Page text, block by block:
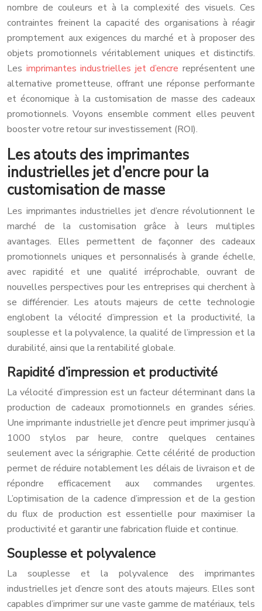
nombre de couleurs et à la complexité des visuels. Ces
contraintes freinent la capacité des organisations à réagir
promptement aux exigences du marché et à proposer des
objets promotionnels véritablement uniques et distinctifs.
Les imprimantes industrielles jet d’encre représentent une
alternative prometteuse, offrant une réponse performante
et économique à la customisation de masse des cadeaux
promotionnels. Voyons ensemble comment elles peuvent
booster votre retour sur investissement (ROI).
Les atouts des imprimantes
industrielles jet d’encre pour la
customisation de masse
Les imprimantes industrielles jet d’encre révolutionnent le
marché de la customisation grâce à leurs multiples
avantages. Elles permettent de façonner des cadeaux
promotionnels uniques et personnalisés à grande échelle,
avec rapidité et une qualité irréprochable, ouvrant de
nouvelles perspectives pour les entreprises qui cherchent à
se différencier. Les atouts majeurs de cette technologie
englobent la vélocité d’impression et la productivité, la
souplesse et la polyvalence, la qualité de l’impression et la
durabilité, ainsi que la rentabilité globale.
Rapidité d’impression et productivité
La vélocité d’impression est un facteur déterminant dans la
production de cadeaux promotionnels en grandes séries.
Une imprimante industrielle jet d’encre peut imprimer jusqu’à
1000 stylos par heure, contre quelques centaines
seulement avec la sérigraphie. Cette célérité de production
permet de réduire notablement les délais de livraison et de
répondre efficacement aux commandes urgentes.
L’optimisation de la cadence d’impression et de la gestion
du flux de production est essentielle pour maximiser la
productivité et garantir une fabrication fluide et continue.
Souplesse et polyvalence
La souplesse et la polyvalence des imprimantes
industrielles jet d’encre sont des atouts majeurs. Elles sont
capables d’imprimer sur une vaste gamme de matériaux, tels